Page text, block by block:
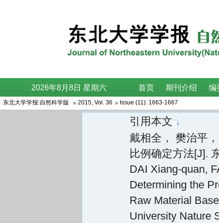
东北大学学报:自然科学版 2015, Vol. 36 Issue (11): 1663-1667
引用本文
戴相全， 樊治平
比例确定方法[J].
DAI Xiang-quan,
Determining the
Raw Material
University Nature